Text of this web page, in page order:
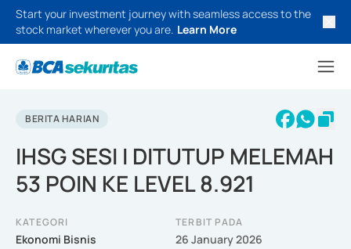
Start your investment journey with seamless access to the
stock market wherever you are. Learn More
BERITA HARIAN
IHSG SESI I DITUTUP MELEMAH
53 POIN KE LEVEL 8.921
KATEGORI
Ekonomi Bisnis
TERBIT PADA
26 January 2026